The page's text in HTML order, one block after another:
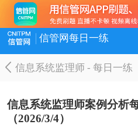
信管网每日一练
信息系统监理师-每日一练
信息系统监理师案例分析
（2026/3/4）